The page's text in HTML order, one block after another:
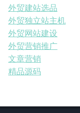
外贸建站选品
外贸独立站主机
外贸网站建设
外贸营销推广
文章营销
精品源码